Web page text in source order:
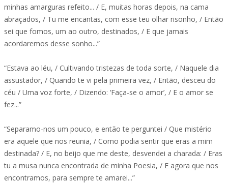
minhas amarguras refeito... / E, muitas horas depois, na cama
abraçados, / Tu me encantas, com esse teu olhar risonho, / Então
sei que fomos, um ao outro, destinados, / E que jamais
acordaremos desse sonho...”
“Estava ao léu, / Cultivando tristezas de toda sorte, / Naquele dia
assustador, / Quando te vi pela primeira vez, / Então, desceu do
céu / Uma voz forte, / Dizendo: ‘Faça-se o amor’, / E o amor se
fez...”
“Separamo-nos um pouco, e então te perguntei / Que mistério
era aquele que nos reunia, / Como podia sentir que eras a mim
destinada? / E, no beijo que me deste, desvendei a charada: / Eras
tu a musa nunca encontrada de minha Poesia, / E agora que nos
encontramos, para sempre te amarei...”